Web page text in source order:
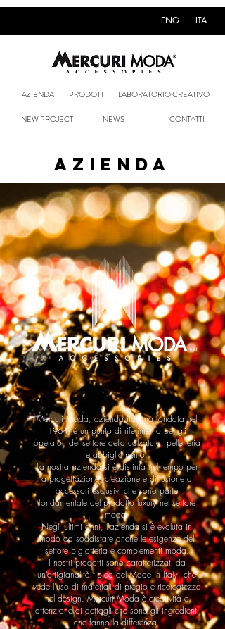
ENG ITA
AZIENDA PRODOTTI LABORATORIO CREATIVO
NEW PROJECT NEWS CONTATTI
AZIENDA
Mercuri Moda, azienda italiana fondata nel
1964, è un punto di riferimento per gli
operatori del settore della calzatura, pelletteria
e abbigliamento.
La nostra azienda si è distinta nel tempo per
la progettazione, creazione e diffusione di
accessori esclusivi che sono parte
fondamentale del prodotto luxury nel settore
moda.
Negli ultimi anni, l'azienda si è evoluta in
modo da soddisfare anche le esigenze del
settore bigiotteria e complementi moda.
I nostri prodotti sono caratterizzati da
un’artigianalità tipica del Made in Italy, che
vede l’uso di materiali di pregio e ricercatezza
nel design. Mercuri Moda è creatività e
attenzione ai dettagli che sono gli ingredienti
che fanno la differenza.